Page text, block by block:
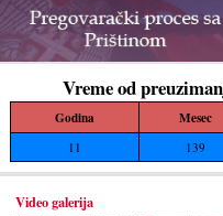
Vreme od
Godina Mesec
11 139
Video galerija